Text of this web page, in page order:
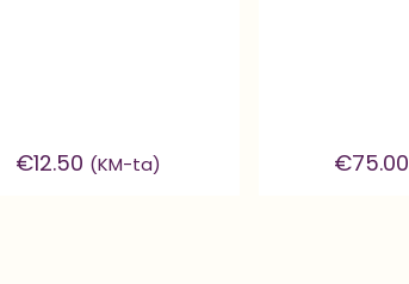
€12.50 (KM-ta) €75.00